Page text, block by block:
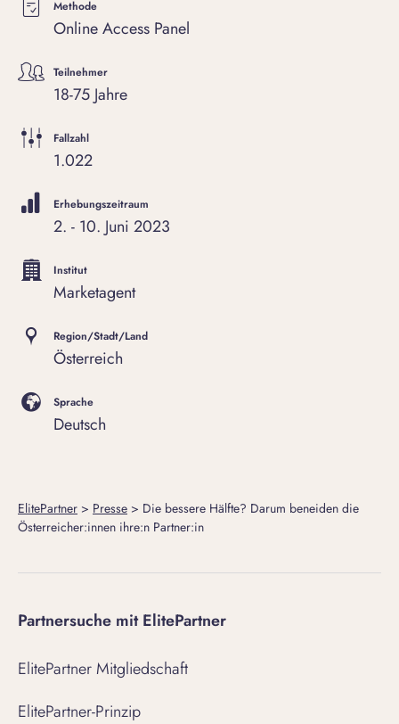
Methode
Online Access Panel
Teilnehmer
18-75 Jahre
Fallzahl
1.022
Erhebungszeitraum
2. - 10. Juni 2023
Institut
Marketagent
Region/Stadt/Land
Österreich
Sprache
Deutsch
ElitePartner > Presse > Die bessere Hälfte? Darum beneiden die
Österreicher:innen ihre:n Partner:in
Partnersuche mit ElitePartner
ElitePartner Mitgliedschaft
ElitePartner-Prinzip